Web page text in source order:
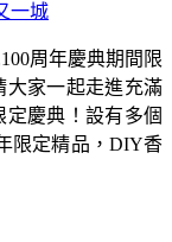
一城
周年慶典期間限
大家一起走進充滿
慶典！設有多個
限定精品，DIY香